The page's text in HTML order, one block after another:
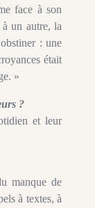
face à son
un autre, la
: une
était
»
?
et leur
manque de
à textes, à